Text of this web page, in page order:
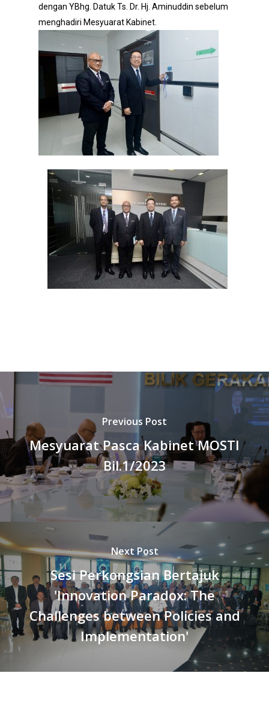
dengan YBhg. Datuk Ts. Dr. Hj. Aminuddin sebelum
menghadiri Mesyuarat Kabinet.
Previous Post
Mesyuarat Pasca Kabinet MOSTI
Bil.1/2023
Next Post
Sesi Perkongsian Bertajuk
'Innovation Paradox: The
Challenges between Policies and
Implementation'